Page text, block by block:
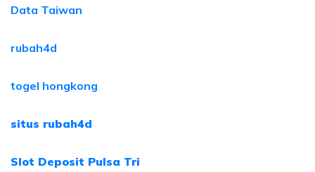
Data Taiwan
rubah4d
togel hongkong
situs rubah4d
Slot Deposit Pulsa Tri